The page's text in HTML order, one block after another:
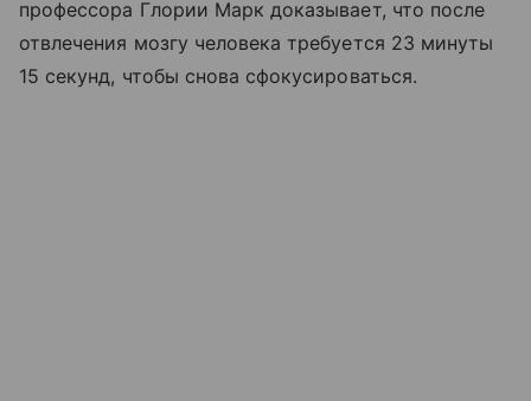
профессора Глории Марк доказывает, что после
отвлечения мозгу человека требуется 23 минуты
15 секунд, чтобы снова сфокусироваться.